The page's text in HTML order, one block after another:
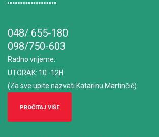
048/ 655-180
098/750-603
Radno vrijeme:
UTORAK: 10 -12H
(Za sve upite nazvati Katarinu Martinčić)
PROČITAJ VIŠE